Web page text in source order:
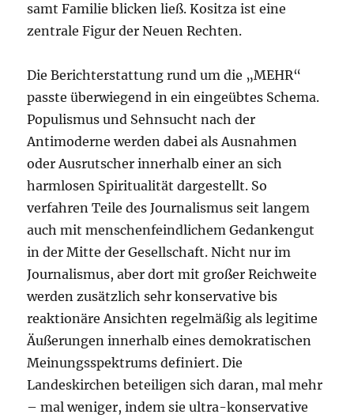
samt Familie blicken ließ. Kositza ist eine
zentrale Figur der Neuen Rechten.
Die Berichterstattung rund um die „MEHR“
passte überwiegend in ein eingeübtes Schema.
Populismus und Sehnsucht nach der
Antimoderne werden dabei als Ausnahmen
oder Ausrutscher innerhalb einer an sich
harmlosen Spiritualität dargestellt. So
verfahren Teile des Journalismus seit langem
auch mit menschenfeindlichem Gedankengut
in der Mitte der Gesellschaft. Nicht nur im
Journalismus, aber dort mit großer Reichweite
werden zusätzlich sehr konservative bis
reaktionäre Ansichten regelmäßig als legitime
Äußerungen innerhalb eines demokratischen
Meinungsspektrums definiert. Die
Landeskirchen beteiligen sich daran, mal mehr
– mal weniger, indem sie ultra-konservative